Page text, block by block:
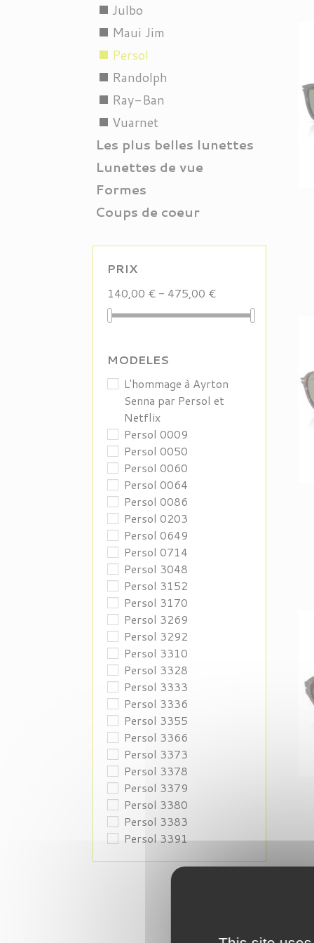
Julbo
stop
Maui Jim
stop
Persol
stop
Randolph
stop
Ray-Ban
stop
Vuarnet
stop
Les plus belles lunettes
Lunettes de vue
Formes
Coups de coeur
PRIX
140,00 € - 475,00 €
MODELES
L'hommage à Ayrton
Senna par Persol et
Netflix
Persol 0009
Persol 0050
Persol 0060
Persol 0064
Persol 0086
Persol 0203
Persol 0649
Persol 0714
Persol 3048
Persol 3152
Persol 3170
Persol 3269
Persol 3292
Persol 3310
Persol 3328
Persol 3333
Persol 3336
Persol 3355
Persol 3366
Persol 3373
Persol 3378
Persol 3379
Persol 3380
Persol 3383
Persol 3391